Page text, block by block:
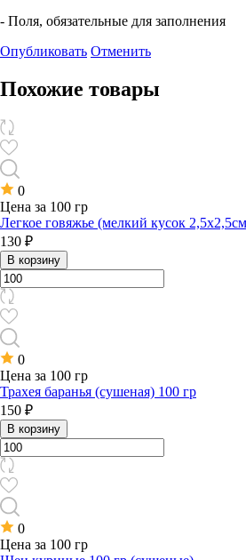
- Поля, обязательные для заполнения
Опубликовать Отменить
Похожие товары
0
Цена за 100 гр
Легкое говяжье (мелкий кусок
130 ₽
В корзину
0
Цена за 100 гр
Трахея баранья (сушеная) 100 гр
150 ₽
В корзину
0
Цена за 100 гр